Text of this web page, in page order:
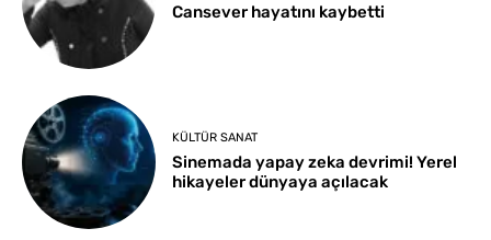
Cansever hayatını kaybetti
KÜLTÜR SANAT
Sinemada yapay zeka devrimi! Yerel
hikayeler dünyaya açılacak